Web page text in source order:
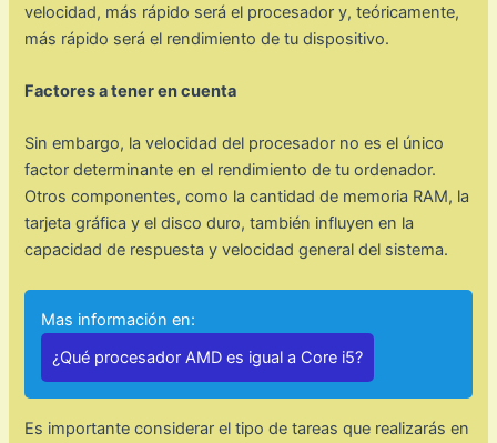
velocidad, más rápido será el procesador y, teóricamente,
más rápido será el rendimiento de tu dispositivo.
Factores a tener en cuenta
Sin embargo, la velocidad del procesador no es el único
factor determinante en el rendimiento de tu ordenador.
Otros componentes, como la cantidad de memoria RAM, la
tarjeta gráfica y el disco duro, también influyen en la
capacidad de respuesta y velocidad general del sistema.
Mas información en:
¿Qué procesador AMD es igual a Core i5?
Es importante considerar el tipo de tareas que realizarás en